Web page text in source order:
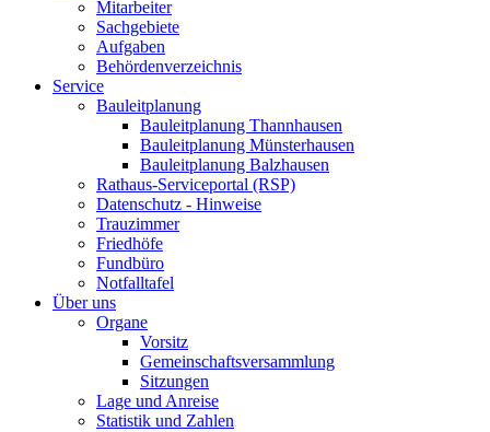
Mitarbeiter
Sachgebiete
Aufgaben
Behördenverzeichnis
Service
Bauleitplanung
Bauleitplanung Thannhausen
Bauleitplanung Münsterhausen
Bauleitplanung Balzhausen
Rathaus-Serviceportal (RSP)
Datenschutz - Hinweise
Trauzimmer
Friedhöfe
Fundbüro
Notfalltafel
Über uns
Organe
Vorsitz
Gemeinschaftsversammlung
Sitzungen
Lage und Anreise
Statistik und Zahlen